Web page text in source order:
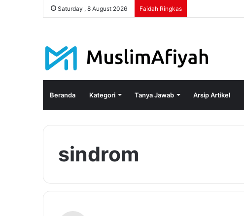
Saturday , 8 August 2026 Faidah Ringkas
Beranda Kategori Tanya Jawab Arsip Artikel
sindrom